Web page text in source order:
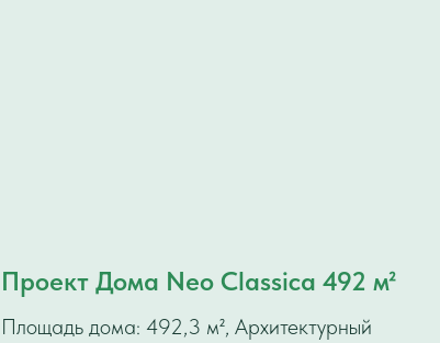
Проект Дома Neo Classica 492 м²
Площадь дома: 492,3 м², Архитектурный